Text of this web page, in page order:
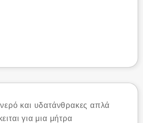
και υδατάνθρακες απλά
για μια μήτρα